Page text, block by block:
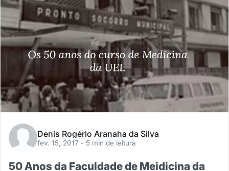
Denis Rogério Aranaha da Silva
fev. 15, 2017 - 5 min de leitura
50 Anos da Faculdade de Meidicina da